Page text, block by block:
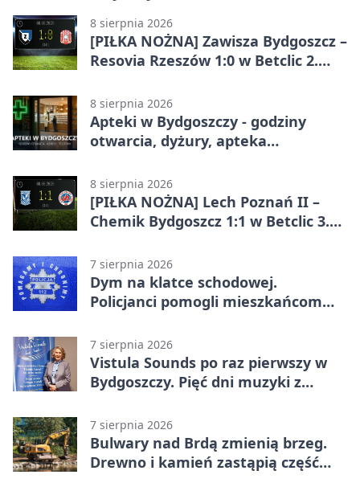
8 sierpnia 2026
[PIŁKA NOŻNA] Zawisza Bydgoszcz –
Resovia Rzeszów 1:0 w Betclic 2.
8 sierpnia 2026
Apteki w Bydgoszczy - godziny
otwarcia, dyżury, apteka
8 sierpnia 2026
[PIŁKA NOŻNA] Lech Poznań II –
Chemik Bydgoszcz 1:1 w Betclic 3.
Bydgoszczanie wywieźli punkt z
Wronek
7 sierpnia 2026
Dym na klatce schodowej.
Policjanci pomogli mieszkańcom
7 sierpnia 2026
Vistula Sounds po raz pierwszy w
Bydgoszczy. Pięć dni muzyki z
7 sierpnia 2026
Bulwary nad Brdą zmienią brzeg.
Drewno i kamień zastąpią część